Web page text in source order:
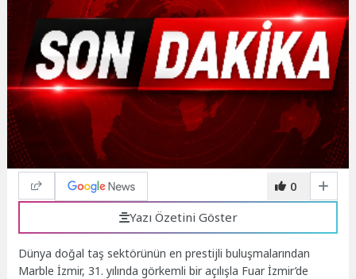
0
Yazı Özetini Göster
Dünya doğal taş sektörünün en prestijli buluşmalarından
Marble İzmir, 31. yılında görkemli bir açılışla Fuar İzmir’de